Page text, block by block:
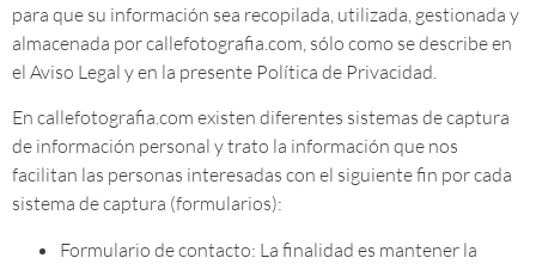
para que su información sea recopilada, utilizada, gestionada y
almacenada por callefotografia.com, sólo como se describe en
el Aviso Legal y en la presente Política de Privacidad.
En callefotografia.com existen diferentes sistemas de captura
de información personal y trato la información que nos
facilitan las personas interesadas con el siguiente fin por cada
sistema de captura (formularios):
Formulario de contacto: La finalidad es mantener la